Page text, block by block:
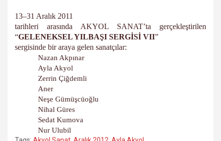
13–31 Aralık 2011
tarihleri arasında AKYOL SANAT’ta gerçekleştirilen
“GELENEKSEL YILBAŞI SERGİSİ VII”
sergisinde bir araya gelen sanatçılar:
Nazan Akpınar
Ayla Akyol
Zerrin Çiğdemli
Aner
Neşe Gümüşcüoğlu
Nihal Güres
Sedat Kumova
Nur Ulubil